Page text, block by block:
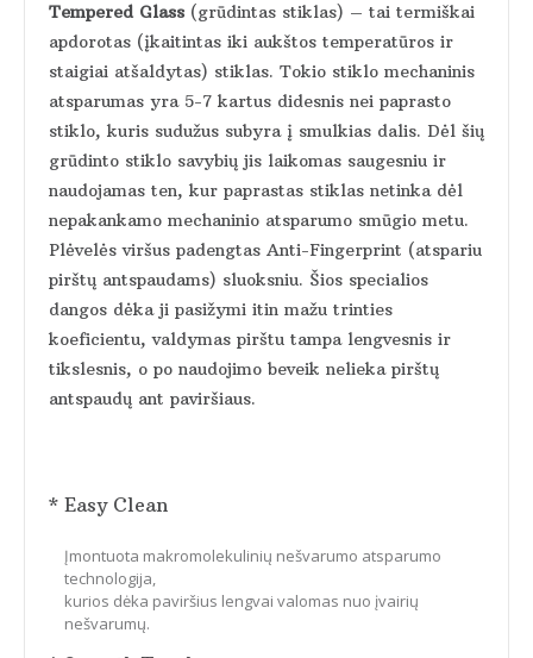
Tempered Glass (grūdintas stiklas) – tai termiškai
apdorotas (įkaitintas iki aukštos temperatūros ir
staigiai atšaldytas) stiklas. Tokio stiklo mechaninis
atsparumas yra 5-7 kartus didesnis nei paprasto
stiklo, kuris sudužus subyra į smulkias dalis. Dėl šių
grūdinto stiklo savybių jis laikomas saugesniu ir
naudojamas ten, kur paprastas stiklas netinka dėl
nepakankamo mechaninio atsparumo smūgio metu.
Plėvelės viršus padengtas Anti-Fingerprint (atspariu
pirštų antspaudams) sluoksniu. Šios specialios
dangos dėka ji pasižymi itin mažu trinties
koeficientu, valdymas pirštu tampa lengvesnis ir
tikslesnis, o po naudojimo beveik nelieka pirštų
antspaudų ant paviršiaus.
* Easy Clean
Įmontuota makromolekulinių nešvarumo atsparumo
technologija,
kurios dėka paviršius lengvai valomas nuo įvairių
nešvarumų.